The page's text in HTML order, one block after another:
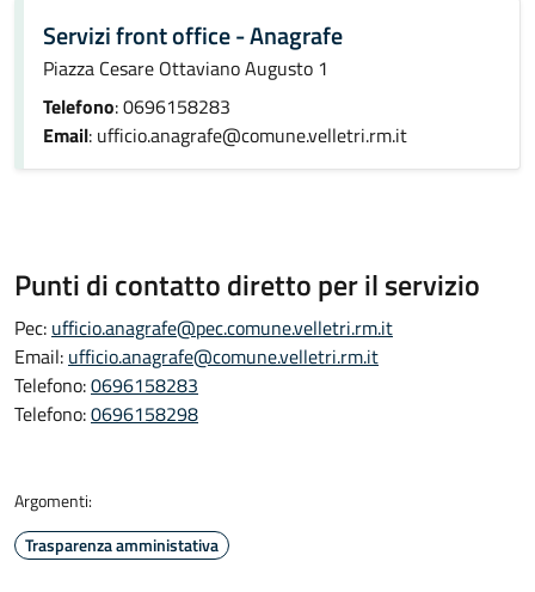
Servizi front office - Anagrafe
Piazza Cesare Ottaviano Augusto 1
Telefono: 0696158283
Email: ufficio.anagrafe@comune.velletri.rm.it
Punti di contatto diretto per il servizio
Pec: ufficio.anagrafe@pec.comune.velletri.rm.it
Email: ufficio.anagrafe@comune.velletri.rm.it
Telefono:0696158283
Telefono:0696158298
Argomenti:
Trasparenza amministativa